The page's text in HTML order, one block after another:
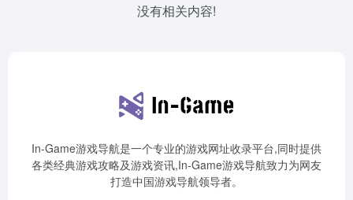
没有相关内容!
In-Game游戏导航是一个专业的游戏网址收录平台,同时提供
各类经典游戏攻略及游戏资讯,In-Game游戏导航致力为网友
打造中国游戏导航领导者。